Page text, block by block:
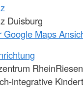
Duisburg
Google Maps
integrative